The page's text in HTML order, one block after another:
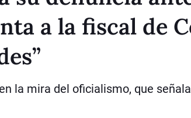
a la fiscal de
la mira del oficialismo, que